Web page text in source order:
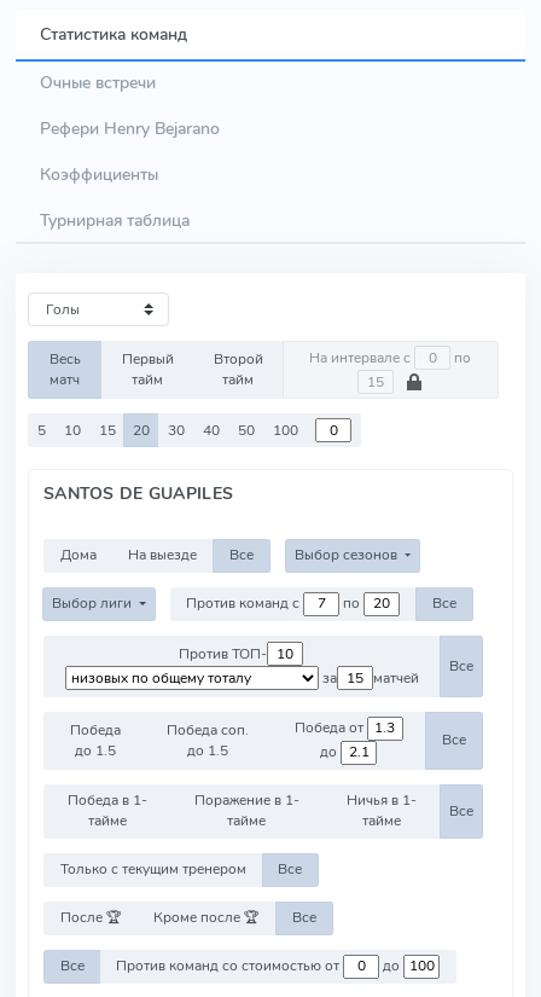
Статистика команд
Очные встречи
Рефери Henry Bejarano
Коэффициенты
Турнирная таблица
Весь
матч
Первый
тайм
Второй
тайм
На интервале с по
5 10 15 20 30 40 50 100
SANTOS DE GUAPILES
Дома На выезде Все Выбор сезонов
Выбор лиги Против команд с по Все
Против ТОП-
за
матчей
Все
Победа
до 1.5
Победа соп.
до 1.5
Победа от
до
Все
Победа в 1-
тайме
Поражение в 1-
тайме
Ничья в 1-
тайме
Все
Только с текущим тренером Все
После 🏆 Кроме после 🏆 Все
Все Против команд со стоимостью от до